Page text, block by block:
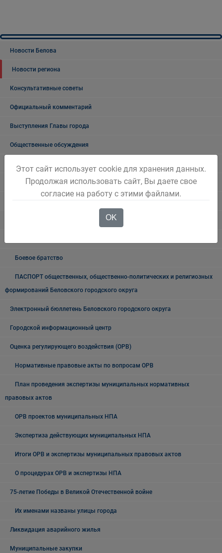
Новости Белова
Новости региона
Консультативные советы
Официальный комментарий
Выступления Главы города
Общественные обсуждения
Публичные слушания
Боевое братство
ПАСПОРТ общественных, общественно-политических и религиозных
формирований Беловского городского округа
Электронный бюллетень Беловского городского округа
Городской информационный центр
Оценка регулирующего воздействия (ОРВ)
Нормативные правовые акты по вопросам ОРВ
План проведения экспертизы муниципальных нормативных
правовых актов
ОРВ проектов муниципальных НПА
Экспертиза действующих муниципальных НПА
Итоги ОРВ и экспертизы муниципальных правовых актов
О процедурах ОРВ и экспертизы НПА
75-летие Победы в Великой Отечественной войне
Их именами названы улицы города
Ликвидация аварийного жилья
Муниципальные закупки
Этот сайт использует cookie для хранения данных.
Продолжая использовать сайт, Вы даете свое
согласие на работу с этими файлами.
OK